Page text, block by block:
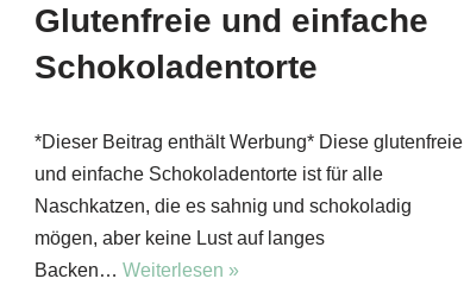
Glutenfreie und einfache
Schokoladentorte
*Dieser Beitrag enthält Werbung* Diese glutenfreie
und einfache Schokoladentorte ist für alle
Naschkatzen, die es sahnig und schokoladig
mögen, aber keine Lust auf langes
Backen… Weiterlesen »